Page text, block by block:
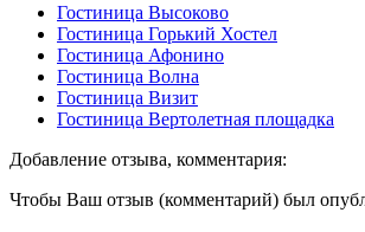
Гостиница Высоково
Гостиница Горький Хостел
Гостиница Афонино
Гостиница Волна
Гостиница Визит
Гостиница Вертолетная площадка
Добавление отзыва, комментария:
Чтобы Ваш отзыв (комментарий) был